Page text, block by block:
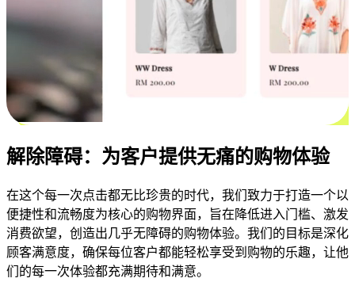
解除障碍：为客户提供无痛的购物体验
在这个每一次点击都无比珍贵的时代，我们致力于打造一个以
便捷性和流畅度为核心的购物界面，旨在降低进入门槛、激发
消费欲望，创造出几乎无障碍的购物体验。我们的目标是深化
顾客满意度，确保每位客户都能轻松享受到购物的乐趣，让他
们的每一次体验都充满期待和满意。